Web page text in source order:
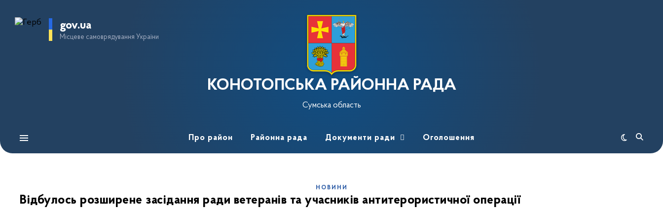
gov.ua
Місцеве самоврядування України
КОНОТОПСЬКА РАЙОННА РАДА
Сумська область
Про район Районна рада Документи ради Оголошення
НОВИНИ
Відбулось розширене засідання ради ветеранів та учасників антитерористичної операції